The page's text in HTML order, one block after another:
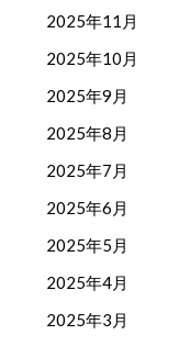
2025年11月
2025年10月
2025年9月
2025年8月
2025年7月
2025年6月
2025年5月
2025年4月
2025年3月